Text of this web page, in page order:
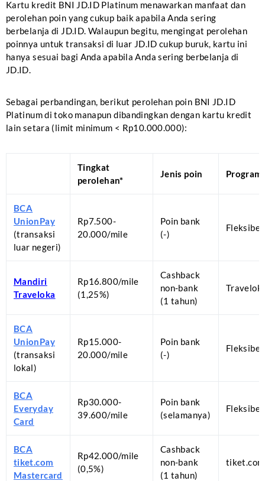
Kartu kredit BNI JD.ID Platinum menawarkan manfaat dan
perolehan poin yang cukup baik apabila Anda sering
berbelanja di JD.ID. Walaupun begitu, mengingat perolehan
poinnya untuk transaksi di luar JD.ID cukup buruk, kartu ini
hanya sesuai bagi Anda apabila Anda sering berbelanja di
JD.ID.
Sebagai perbandingan, berikut perolehan poin BNI JD.ID
Platinum di toko manapun dibandingkan dengan kartu kredit
lain setara (limit minimum < Rp10.000.000):
Tingkat
perolehan*
Jenis poin Program
BCA
UnionPay
(transaksi
luar negeri)
Rp7.500-
20.000/mile
Poin bank
(-)
Fleksibel
Mandiri
Traveloka
Rp16.800/mile
(1,25%)
Cashback
non-bank
(1 tahun)
BCA
UnionPay
(transaksi
lokal)
Rp15.000-
20.000/mile
Poin bank
(-)
Fleksibel
BCA
Everyday
Card
Rp30.000-
39.600/mile
Poin bank
(selamanya)
Fleksibel
BCA
tiket.com
Mastercard
Rp42.000/mile
(0,5%)
Cashback
non-bank
(1 tahun)
tiket.com